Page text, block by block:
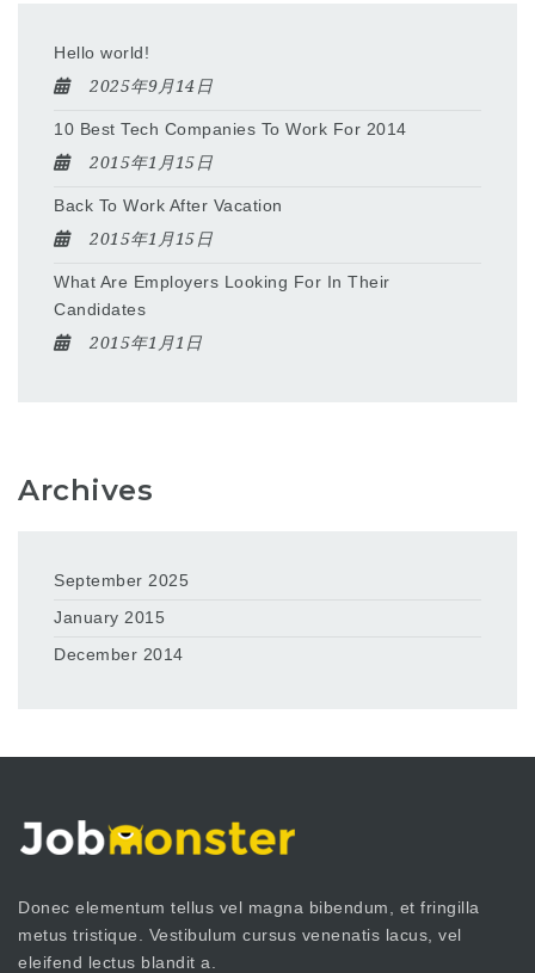
Hello world!
2025年9月14日
10 Best Tech Companies To Work For 2014
2015年1月15日
Back To Work After Vacation
2015年1月15日
What Are Employers Looking For In Their
Candidates
2015年1月1日
Archives
September 2025
January 2015
December 2014
Donec elementum tellus vel magna bibendum, et fringilla
metus tristique. Vestibulum cursus venenatis lacus, vel
eleifend lectus blandit a.